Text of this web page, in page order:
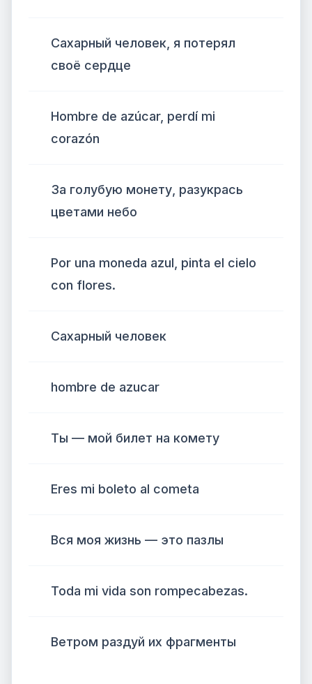
Сахарный человек, я потерял
своё сердце
Hombre de azúcar, perdí mi
corazón
За голубую монету, разукрась
цветами небо
Por una moneda azul, pinta el cielo
con flores.
Сахарный человек
hombre de azucar
Ты — мой билет на комету
Eres mi boleto al cometa
Вся моя жизнь — это пазлы
Toda mi vida son rompecabezas.
Ветром раздуй их фрагменты